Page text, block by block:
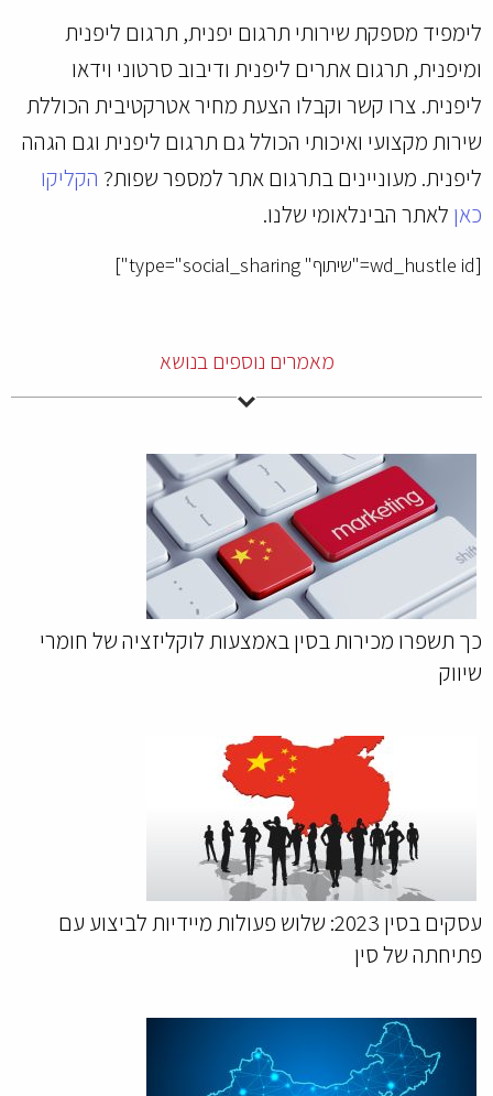
לימפיד מספקת שירותי תרגום יפנית, תרגום ליפנית
ומיפנית, תרגום אתרים ליפנית ודיבוב סרטוני וידאו
ליפנית. צרו קשר וקבלו הצעת מחיר אטרקטיבית הכוללת
שירות מקצועי ואיכותי הכולל גם תרגום ליפנית וגם הגהה
ליפנית. מעוניינים בתרגום אתר למספר שפות? הקליקו
כאן לאתר הבינלאומי שלנו.
[wd_hustle id="שיתוף" type="social_sharing"]
מאמרים נוספים בנושא
כך תשפרו מכירות בסין באמצעות לוקליזציה של חומרי
שיווק
עסקים בסין 2023: שלוש פעולות מיידיות לביצוע עם
פתיחתה של סין